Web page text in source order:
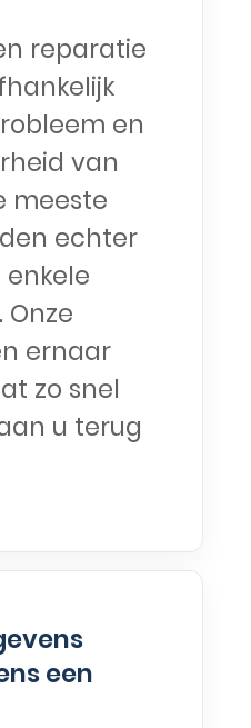
reparatie
en
van
meeste
echter
ernaar
zo snel
u terug
een